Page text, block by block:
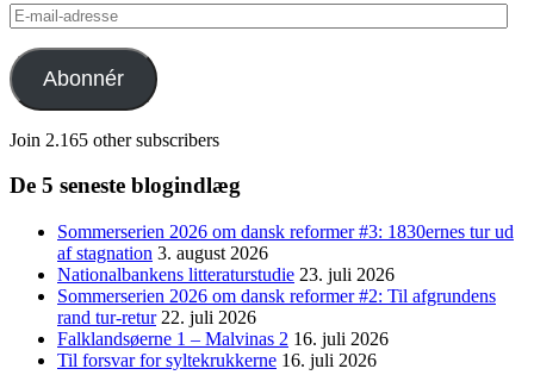
E-
mail-
adresse
Abonnér
Join 2.165 other subscribers
De 5 seneste blogindlæg
Sommerserien 2026 om dansk reformer #3: 1830ernes tur ud
af stagnation 3. august 2026
Nationalbankens litteraturstudie 23. juli 2026
Sommerserien 2026 om dansk reformer #2: Til afgrundens
rand tur-retur 22. juli 2026
Falklandsøerne 1 – Malvinas 2 16. juli 2026
Til forsvar for syltekrukkerne 16. juli 2026